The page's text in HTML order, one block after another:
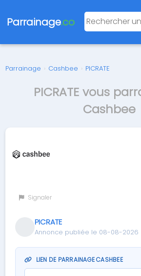
Parrainage.co
Parrainage › Cashbee › PICRATE
PICRATE vous
Cashbee
Signaler
PICRATE
Annonce publiée le 08-08-2026
LIEN DE PARRAINAGE CASHBEE